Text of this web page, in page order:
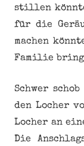
stillen
für die
machen
Familie
Schwer
den Locher
Locher an
Die